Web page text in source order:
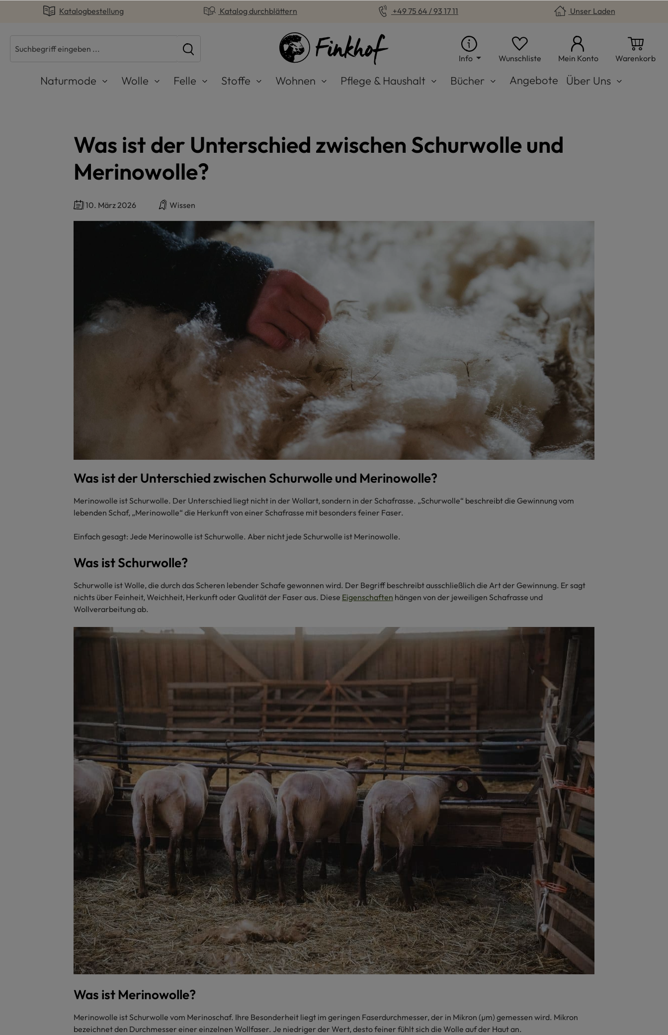
Zur Hauptnavigation springen
Katalogbestellung Katalog durchblättern +49 75 64 / 93 17 11 Unser Laden
Info Wunschliste Du hast 0 Produkte auf dem
Mein Konto Warenkorb
Naturmode Wolle Felle Stoffe Wohnen Pflege & Haushalt Bücher Angebote Über Uns
Was ist der Unterschied zwischen Schurwolle und
Merinowolle?
10. März 2026 Wissen
Was ist der Unterschied zwischen Schurwolle und Merinowolle?
Merinowolle ist Schurwolle. Der Unterschied liegt nicht in der Wollart, sondern in der Schafrasse. „Schurwolle“ beschreibt die Gewinnung vom
lebenden Schaf, „Merinowolle“ die Herkunft von einer Schafrasse mit besonders feiner Faser.
Einfach gesagt: Jede Merinowolle ist Schurwolle. Aber nicht jede Schurwolle ist Merinowolle.
Was ist Schurwolle?
Schurwolle ist Wolle, die durch das Scheren lebender Schafe gewonnen wird. Der Begriff beschreibt ausschließlich die Art der Gewinnung. Er sagt
nichts über Feinheit, Weichheit, Herkunft oder Qualität der Faser aus. Diese Eigenschaften hängen von der jeweiligen Schafrasse und
Wollverarbeitung ab.
Was ist Merinowolle?
Merinowolle ist Schurwolle vom Merinoschaf. Ihre Besonderheit liegt im geringen Faserdurchmesser, der in Mikron (µm) gemessen wird. Mikron
bezeichnet den Durchmesser einer einzelnen Wollfaser. Je niedriger der Wert, desto feiner fühlt sich die Wolle auf der Haut an.